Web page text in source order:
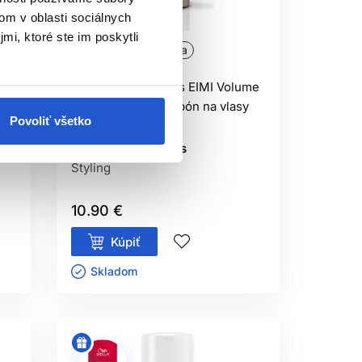
v oblasti sociálnych
ktoré ste im poskytli
Povoliť všetko
po silnejšom variante.
nezmenili na nános.
uvádza.
Oficiálna distribúcia
Wella Professionals EIMI Volume
Dry Me suchý šampón na vlasy
180ml
Wella Professionals
Styling
10.90 €
Kúpiť
Skladom ㅤ